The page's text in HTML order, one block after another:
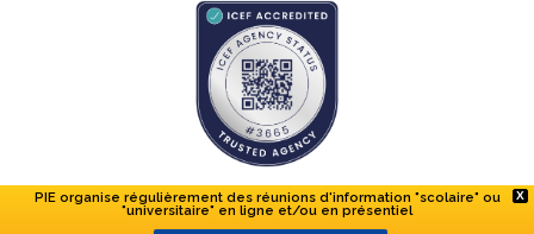
X
PIE organise régulièrement des réunions d'information "scolaire" ou
"universitaire" en ligne et/ou en présentiel